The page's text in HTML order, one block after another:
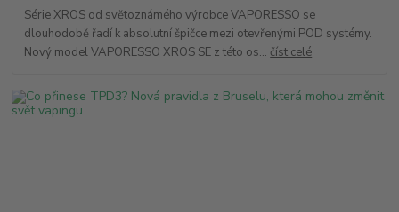
Série XROS od světoznámého výrobce VAPORESSO se
dlouhodobě řadí k absolutní špičce mezi otevřenými POD systémy.
Nový model VAPORESSO XROS SE z této os... číst celé